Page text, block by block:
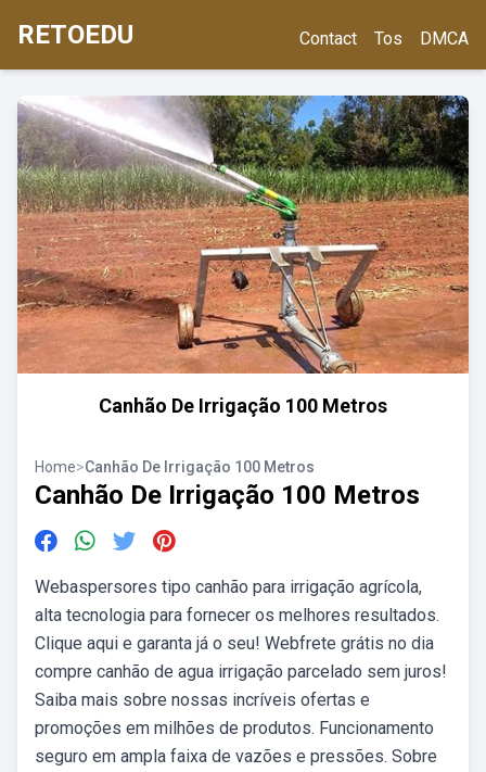
RETOEDU Contact Tos DMCA
Canhão De Irrigação 100 Metros
Home>Canhão De Irrigação 100 Metros
Canhão De Irrigação 100 Metros
Webaspersores tipo canhão para irrigação agrícola,
alta tecnologia para fornecer os melhores resultados.
Clique aqui e garanta já o seu! Webfrete grátis no dia
compre canhão de agua irrigação parcelado sem juros!
Saiba mais sobre nossas incríveis ofertas e
promoções em milhões de produtos. Funcionamento
seguro em ampla faixa de vazões e pressões. Sobre